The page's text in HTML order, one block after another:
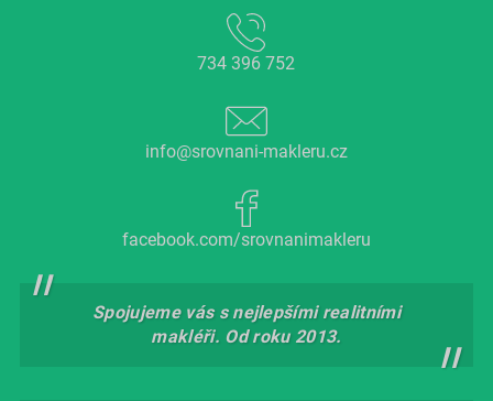
734 396 752
info@srovnani-makleru.cz
facebook.com/srovnanimakleru
Spojujeme vás s nejlepšími realitními
makléři. Od roku 2013.